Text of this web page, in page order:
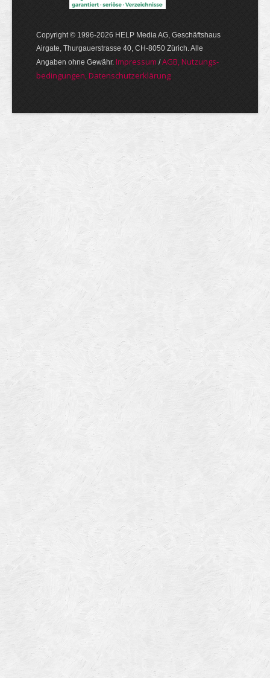
Copyright © 1996-2026 HELP Media AG, Geschäftshaus
Airgate, Thurgauer­strasse 40, CH-8050 Zürich. Alle
Angaben ohne Gewähr. Im­pres­sum /AGB, Nut­zungs­
bedin­gungen, Daten­schutz­er­klärung